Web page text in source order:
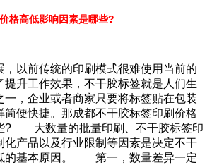
格高低影响因素是哪些?
，以前传统的印刷模式很难使用当前的
提升工作效果，不干胶标签就是人们生
，企业或者商家只要将标签贴在包装
简便快捷。那成都不干胶标签印刷价格
? 大数量的批量印刷、不干胶标签印
制化产品以及行业限制等因素是决定不干
基本原因。 第一，数量差异一定